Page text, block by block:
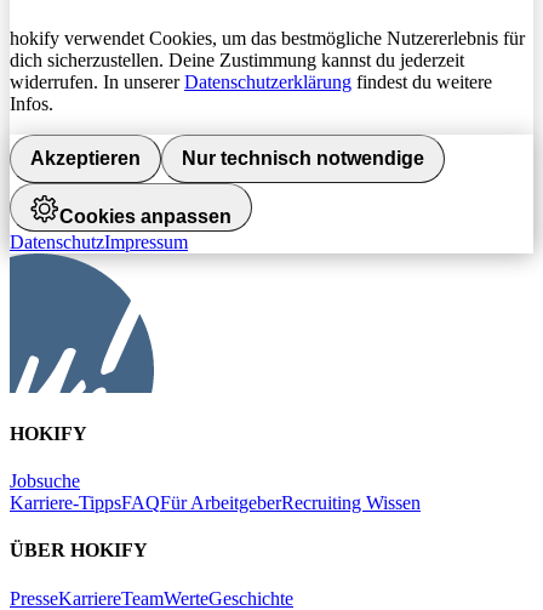
hokify verwendet Cookies, um das bestmögliche Nutzererlebnis für
dich sicherzustellen. Deine Zustimmung kannst du jederzeit
widerrufen. In unsererDatenschutzerklärung findest du weitere
Infos.
Akzeptieren Nur technisch notwendige
Cookies anpassen
DatenschutzImpressum
HOKIFY
Jobsuche
Karriere-TippsFAQFür ArbeitgeberRecruiting Wissen
ÜBER HOKIFY
PresseKarriereTeamWerteGeschichte